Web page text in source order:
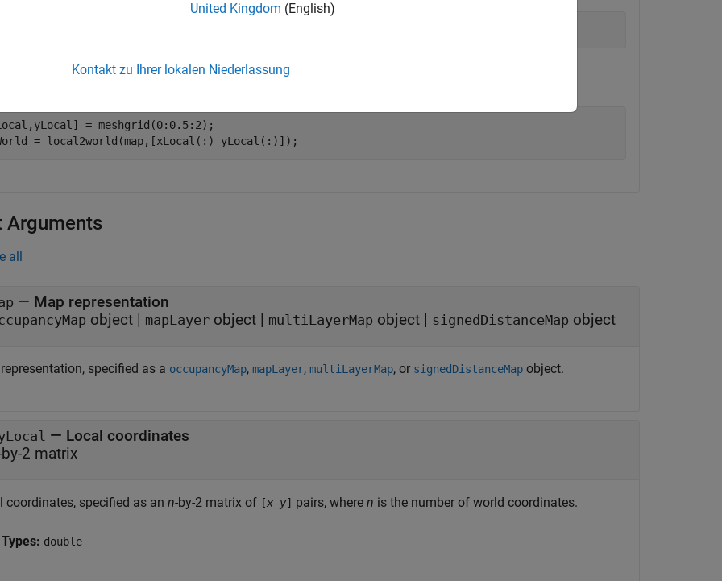
world coordinates from local coordinates.
= meshgrid(0:0.5:2);
= local2world(map,[xLocal(:) yLocal(:)]);
Arguments
all
— Map representation
object | mapLayer object | multiLayerMap object | signedDistanceMap object
specified as a occupancyMap, mapLayer, multiLayerMap, or signedDistanceMap object.
— Local coordinates
2 matrix
coordinates, specified as an n-by-2 matrix of [x y] pairs, where n is the number of world coordinates.
double
United Kingdom (English)
Kontakt zu Ihrer lokalen Niederlassung